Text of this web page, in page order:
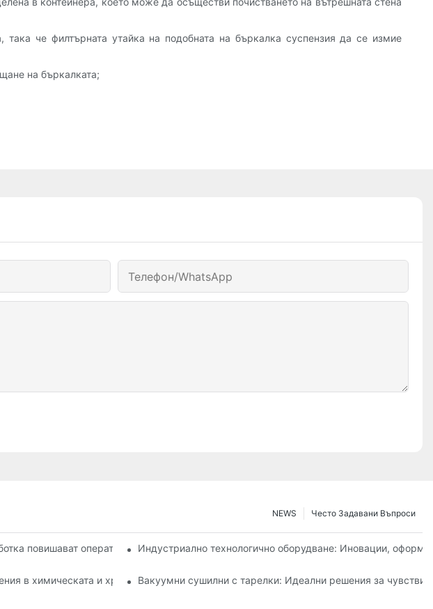
така че филтърната утайка на подобната на бъркалка суспензия да се измие
на бъркалката;
Телефон/WhatsApp
Често Задавани Въпроси
NEWS
повишават оперативната ефективностИндустриално технологично оборудване: Иновации,
в химическата и хранително-вкусовата промишленост
Вакуумни сушилни с тарелки: Идеални решения за